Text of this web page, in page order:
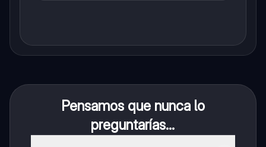
Pensamos que nunca lo
preguntarías...